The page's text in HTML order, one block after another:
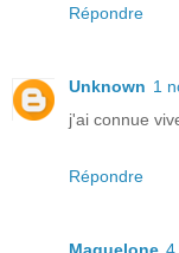
Répondre
Unknown 1
j'ai connue
Répondre
Maguelone 4